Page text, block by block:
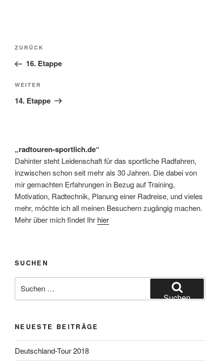
Beitragsnavigation
Vorheriger
Beitrag
ZURÜCK
16. Etappe
Nächster
Beitrag
WEITER
14. Etappe
„radtouren-sportlich.de“
Dahinter steht Leidenschaft für das sportliche Radfahren,
inzwischen schon seit mehr als 30 Jahren. Die dabei von
mir gemachten Erfahrungen in Bezug auf Training,
Motivation, Radtechnik, Planung einer Radreise, und vieles
mehr, möchte ich all meinen Besuchern zugängig machen.
Mehr über mich findet Ihr hier
SUCHEN
nach:
Suchen
NEUESTE BEITRÄGE
Deutschland-Tour 2018